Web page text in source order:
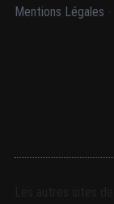
Mentions Légales